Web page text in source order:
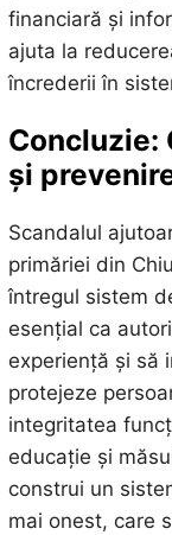
financiară și
ajuta la
încrederii în
Concluzie:
și
Scandalul
primăriei din
întregul sistem
esențial ca
experiență și să
protejeze
integritatea
educație și
construi un
mai onest, care